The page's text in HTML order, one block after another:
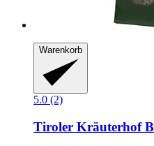
Warenkorb
5.0 (2)
Tiroler Kräuterhof